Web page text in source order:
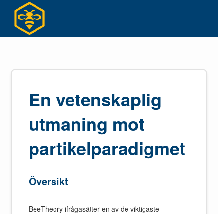
Hoppa
innehållet
En vetenskaplig
utmaning mot
partikelparadigmet
Översikt
BeeTheory ifrågasätter en av de viktigaste